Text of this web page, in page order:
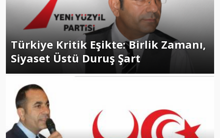
Türkiye Kritik Eşikte: Birlik Zamanı,
Siyaset Üstü Duruş Şart